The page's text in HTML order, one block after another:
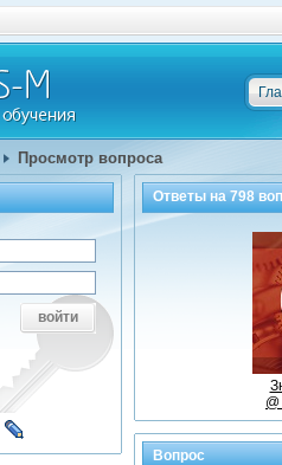
Просмотр вопроса
Ответы на798
Вопрос
войти